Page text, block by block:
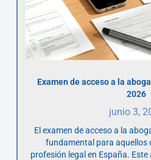
Examen de acceso a la
2026
junio 3,
El examen de acceso a la
fundamental para aquellos
profesión legal en España.